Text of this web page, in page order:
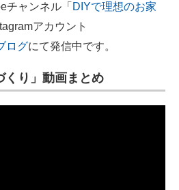
チャンネル「 DIYで理想のお家
アカウント
ログにて発信中です。
くり」動画まとめ